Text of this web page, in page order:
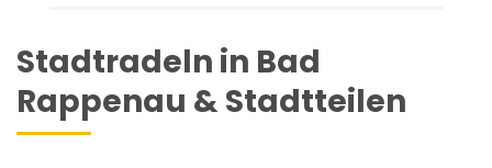
Stadtradeln in Bad
Rappenau & Stadtteilen